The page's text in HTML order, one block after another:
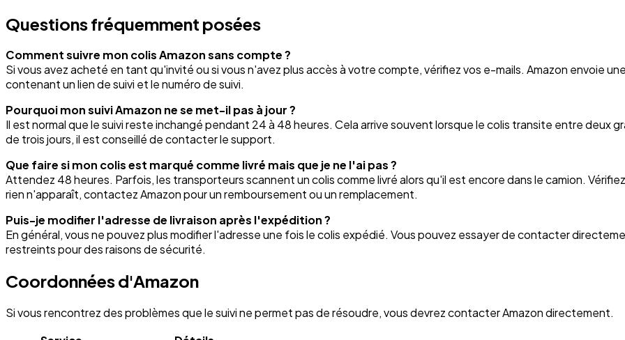
Questions fréquemment posées
Comment suivre mon colis Amazon sans compte ?
Si vous avez acheté en tant qu'invité ou si vous n'avez plus accès à votre compte, vérifiez vos e-mails. Amazon envoie
contenant un lien de suivi et le numéro de suivi.
Pourquoi mon suivi Amazon ne se met-il pas à jour ?
Il est normal que le suivi reste inchangé pendant 24 à 48 heures. Cela arrive souvent lorsque le colis transite entre deux
de trois jours, il est conseillé de contacter le support.
Que faire si mon colis est marqué comme livré mais que je ne l'ai pas ?
Attendez 48 heures. Parfois, les transporteurs scannent un colis comme livré alors qu'il est encore dans le camion.
rien n'apparaît, contactez Amazon pour un remboursement ou un remplacement.
Puis-je modifier l'adresse de livraison après l'expédition ?
En général, vous ne pouvez plus modifier l'adresse une fois le colis expédié. Vous pouvez essayer de contacter
restreints pour des raisons de sécurité.
Coordonnées d'Amazon
Si vous rencontrez des problèmes que le suivi ne permet pas de résoudre, vous devrez contacter Amazon directement.